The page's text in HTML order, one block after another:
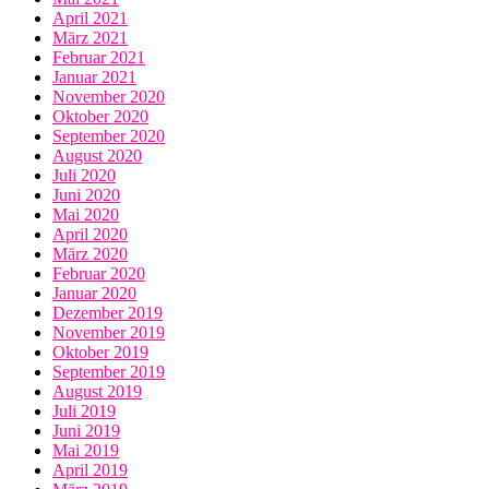
April 2021
März 2021
Februar 2021
Januar 2021
November 2020
Oktober 2020
September 2020
August 2020
Juli 2020
Juni 2020
Mai 2020
April 2020
März 2020
Februar 2020
Januar 2020
Dezember 2019
November 2019
Oktober 2019
September 2019
August 2019
Juli 2019
Juni 2019
Mai 2019
April 2019